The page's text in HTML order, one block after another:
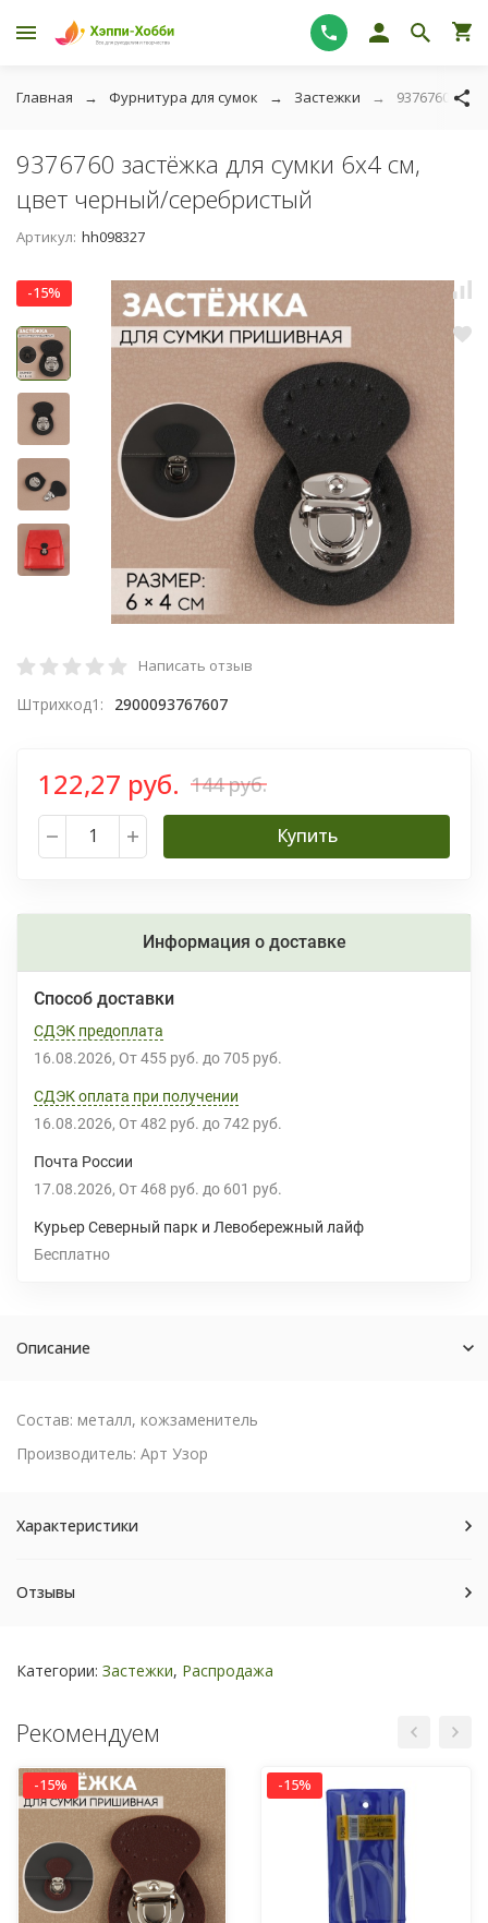
Главная Фурнитура для сумок Застежки 9376760
9376760 застёжка для сумки 6х4 см,
цвет черный/серебристый
Артикул: hh098327
-15%
Написать отзыв
Штрихкод1: 2900093767607
122,27 руб. 144 руб.
Купить
Информация о доставке
Способ доставки
СДЭК предоплата
16.08.2026 От 455 руб. до 705 руб.
СДЭК оплата при получении
16.08.2026 От 482 руб. до 742 руб.
Почта России
17.08.2026 От 468 руб. до 601 руб.
Курьер Северный парк и Левобережный лайф
Бесплатно
Описание
Состав: металл, кожзаменитель
Производитель: Арт Узор
Характеристики
Отзывы
Категории: Застежки, Распродажа
Рекомендуем
-15% -15%